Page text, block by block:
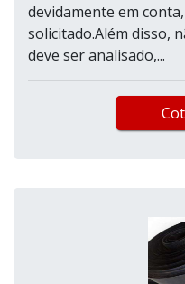
devidamente em
solicitado.Além disso,
deve ser analisado,...